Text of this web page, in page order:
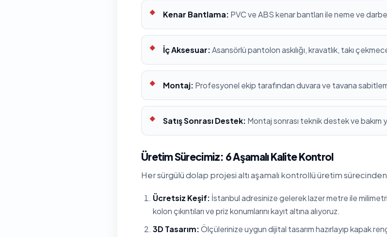
Kenar Bantlama: PVC ve ABS kenar bantları ile neme ve
İç Aksesuar:Asansörlü pantolon askılığı, kravatlık, takı
Montaj: Profesyonel ekip tarafından duvara ve tavana
Satış Sonrası Destek: Montaj sonrası teknik destek ve bakım
Üretim Sürecimiz: 6 Aşamalı Kalite Kontrol
Her sürgülü dolap projesi altı aşamalı kontrollü üretim
Ücretsiz Keşif: İstanbul adresinize gelerek lazer metre ile
kolon çıkıntıları ve priz konumlarını kayıt altına alıyoruz.
3D Tasarım:Ölçülerinize uygun dijital tasarım hazırlayıp kapak